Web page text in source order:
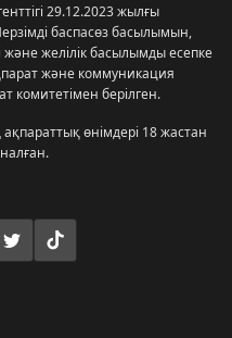
29.12.2023 жылғы
баспасөз басылымын,
және желілік басылымды есепке
және коммуникация
комитетімен берілген.
ақпараттық өнімдері 18 жастан